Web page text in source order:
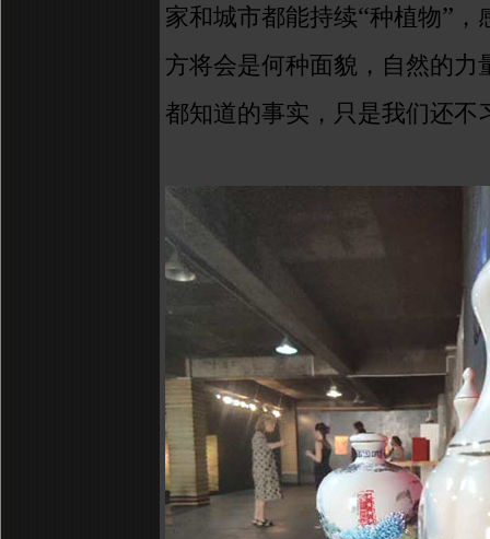
家和城市都能持续“种植物”
方将会是何种面貌，自然的力
都知道的事实，只是我们还